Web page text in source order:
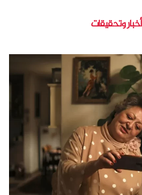
أخبار وتحقيقات